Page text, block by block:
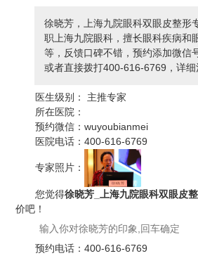
徐晓芳，上海九院眼科双眼皮整形
职上海九院眼科，擅长眼科疾病和
等，反馈口碑不错，预约添加微信
或者直接拨打400-616-6769，详细
医生级别：
主推专家
所在医院：
预约微信：wuyoubianmei
医院电话：400-616-6769
专家照片：
您觉得徐晓芳_上海九院眼科双眼皮
价吧！
预约电话：400-616-6769